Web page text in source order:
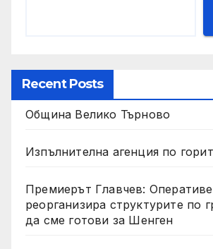
Recent Posts
Община Велико Търново
Изпълнителна агенция по
Премиерът Главчев:
реорганизира структурите по
да сме готови за Шенген